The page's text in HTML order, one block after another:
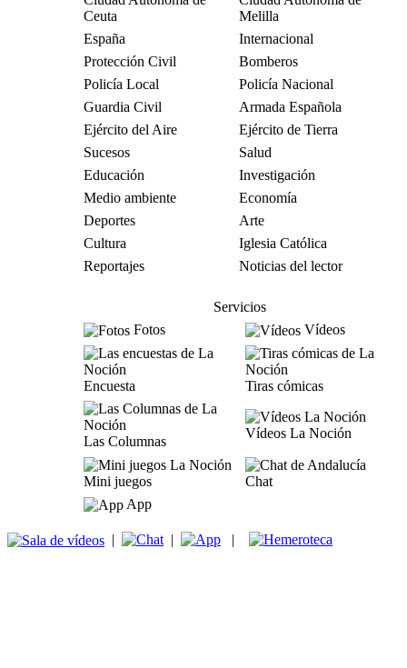
Ceuta
Melilla
España
Internacional
Protección Civil
Bomberos
Policía Local
Policía Nacional
Guardia Civil
Armada Española
Ejército del Aire
Ejército de Tierra
Sucesos
Salud
Educación
Investigación
Medio ambiente
Economía
Deportes
Arte
Cultura
Iglesia Católica
Reportajes
Noticias del lector
Servicios
Fotos
Vídeos
Encuesta Tiras cómicas
Las Columnas
Vídeos La Noción
Mini juegos
Chat
App
| | |